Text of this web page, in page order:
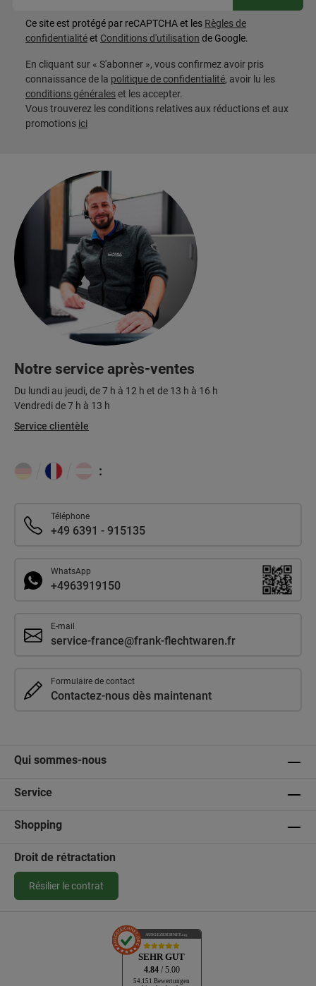
Ce site est protégé par reCAPTCHA et les Règles de
confidentialitéet Conditions d'utilisation de Google.
En cliquant sur « S'abonner », vous confirmez avoir pris
connaissance de la politique de confidentialité, avoir lu les
conditions généraleset les accepter.
Vous trouverez les conditions relatives aux réductions et aux
promotions ici
Notre service après-ventes
Du lundi au jeudi, de 7 h à 12 h et de 13 h à 16 h
Vendredi de 7 h à 13 h
Service clientèle
:
Téléphone
+49 6391 - 915135
WhatsApp
+4963919150
E-mail
service-france@frank-flechtwaren.fr
Formulaire de contact
Contactez-nous dès maintenant
Qui sommes-nous
Service
Shopping
Droit de rétractation
Résilier le contrat
AUSGEZEICHNET.org
SEHR GUT
4.84 / 5.00
54.151 Bewertungen